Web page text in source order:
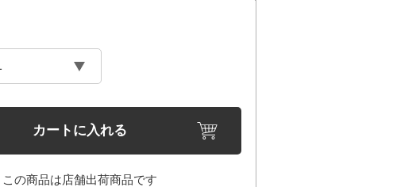
カートに入れる
この商品は店舗出荷商品です